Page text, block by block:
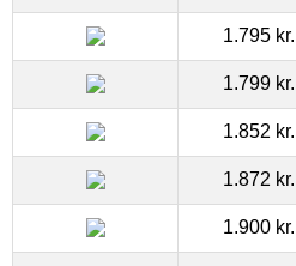
1.795 kr.
1.799 kr.
1.852 kr.
1.872 kr.
1.900 kr.